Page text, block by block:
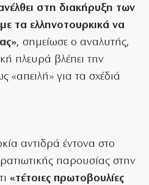
στη διακήρυξη των
τα ελληνοτουρκικά να
, σημείωσε ο αναλυτής,
πλευρά βλέπει την
«απειλή» για τα σχέδιά
αντιδρά έντονα στο
παρουσίας στην
«τέτοιες πρωτοβουλίες